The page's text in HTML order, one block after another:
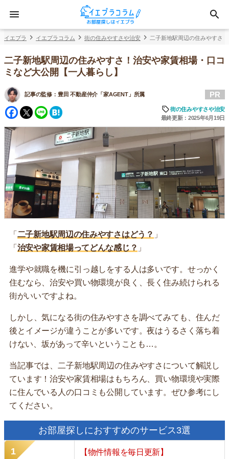
イエプラ イエプラコラム 街の住みやすさや治安 二子新地駅周辺の住みやすさ
二子新地駅周辺の住みやすさ！治安や家賃相場・口コ
ミなど大公開【一人暮らし】
記事の監修： 豊田 不動産仲介「家AGENT」所属
Facebook
Twitter
Line
PR
街の住みやすさや治安
最終更新：2025年6月19日
「 二子新地駅周辺の住みやすさはどう？ 」
「 治安や家賃相場ってどんな感じ？ 」
進学や就職を機に引っ越しをする人は多いです。せっかく
住むなら、治安や買い物環境が良く、長く住み続けられる
街がいいですよね。
しかし、気になる街の住みやすさを調べてみても、住んだ
後とイメージが違うことが多いです。夜はうるさく落ち着
けない、坂があって辛いということも…。
当記事では、二子新地駅周辺の住みやすさについて解説し
ています！治安や家賃相場はもちろん、買い物環境や実際
に住んでいる人の口コミも公開しています。ぜひ参考にし
てください。
お部屋探しにおすすめのサービス3選
【物件情報を毎日更新】